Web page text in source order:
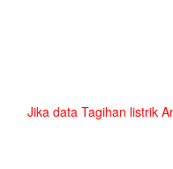
Jika data Tagihan listrik